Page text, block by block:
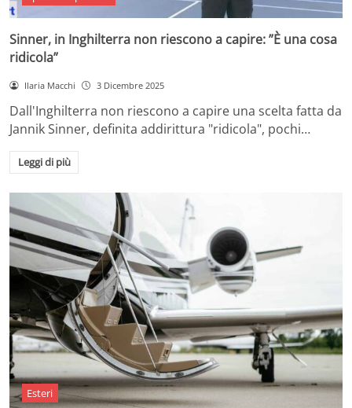
Sinner, in Inghilterra non riescono a capire: ”È una cosa
ridicola”
Ilaria Macchi 3 Dicembre 2025
Dall'Inghilterra non riescono a capire una scelta fatta da
Jannik Sinner, definita addirittura "ridicola", pochi…
Leggi di più
Esteri